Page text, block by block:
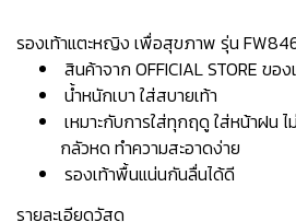
รองเท้าแตะหญิง เพื่อสุขภาพ รุ่น
สินค้าจาก OFFICIAL STORE ขอ
น้ำหนักเบา ใส่สบายเท้า
เหมาะกับการใส่ทุกฤดู ใส่หน้าฝน
กลัวหด ทำความสะอาดง่าย
รองเท้าพื้นแน่นกันลื่นได้ดี
รายละเอียดวัสดุ